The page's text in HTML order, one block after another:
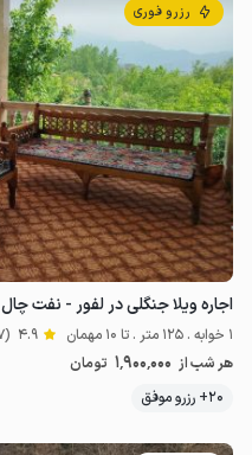
رزرو فوری
اجاره ویلا جنگلی در لفور - نفت چال
1 خوابه . 125 متر . تا 10 مهمان 4.9 (27 نظر)
هر شب از 1٬900٬000 تومان
20+ رزرو موفق